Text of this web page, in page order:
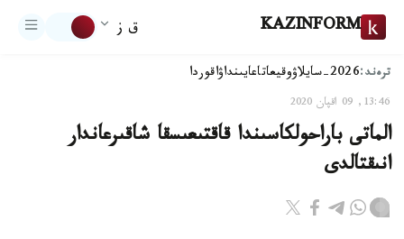
KAZINFORM ق ز
ترەند:2026-سايلاۋ وقيعاتاعايىنداۋاقوردا
13:46, 09 اقپان 2020
الماتى باراحولكاسىندا قاقتىعىسقا شاقىرعاندار
انىقتالدى